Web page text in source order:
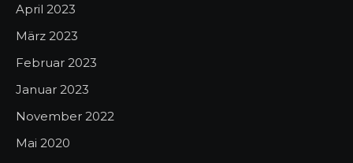
April 2023
März 2023
Februar 2023
Januar 2023
November 2022
Mai 2020